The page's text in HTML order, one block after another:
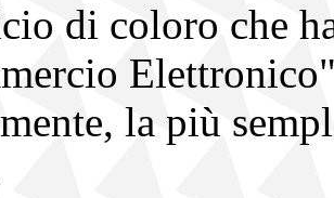
di coloro che
la più